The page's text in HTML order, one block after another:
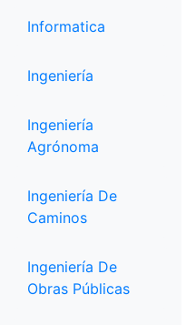
Informatica
Ingeniería
Ingeniería
Agrónoma
Ingeniería De
Caminos
Ingeniería De
Obras Públicas